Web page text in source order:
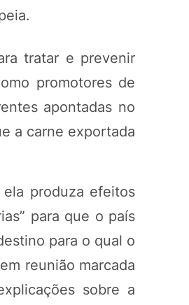
tratar e prevenir
promotores de
apontadas no
a carne exportada
produza efeitos
para que o país
para o qual o
reunião marcada
sobre a